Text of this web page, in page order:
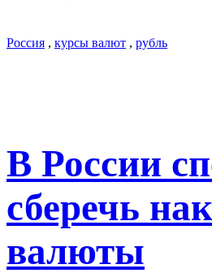
Россия , курсы валют , рубль
В России
сберечь
валюты